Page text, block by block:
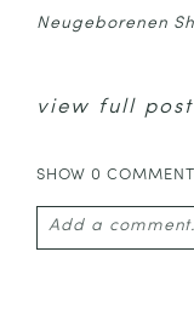
Neugeborenen
view full post
SHOW 0
Add a